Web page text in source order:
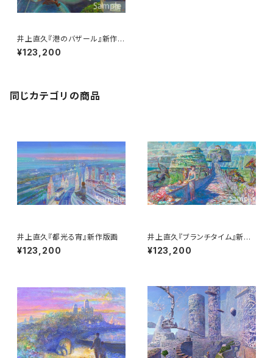
井上直久『港のバザール』新作版
画
¥123,200
同じカテゴリの商品
井上直久『都光る宵』新作版画
¥123,200
井上直久『ブランチタイム』新作
版画
¥123,200